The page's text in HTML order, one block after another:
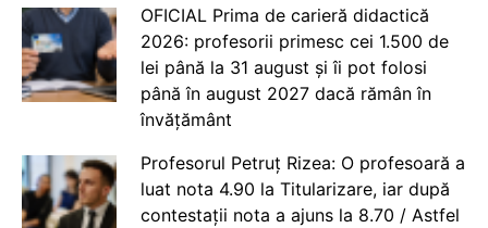
OFICIAL Prima de carieră didactică
2026: profesorii primesc cei 1.500 de
lei până la 31 august și îi pot folosi
până în august 2027 dacă rămân în
învățământ
Profesorul Petruț Rizea: O profesoară a
luat nota 4.90 la Titularizare, iar după
contestații nota a ajuns la 8.70 / Astfel